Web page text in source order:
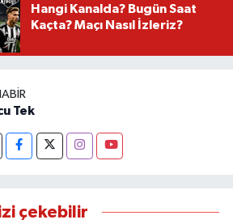
Hangi Kanalda? Bugün Saat
Kaçta? Maçı Nasıl İzleriz?
Tek
çekebilir